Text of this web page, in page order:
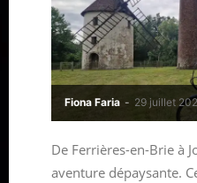
Fiona Faria - 29 juillet
De Ferrières-en-Brie à
aventure dépaysante.